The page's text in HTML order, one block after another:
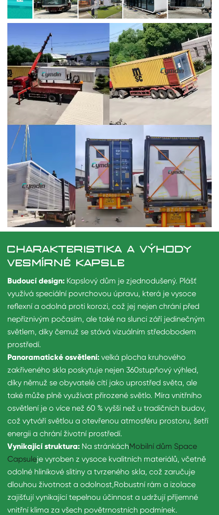
CHARAKTERISTIKA A VÝHODY
VESMÍRNÉ KAPSLE
Budoucí design: Kapslový dům je zjednodušený. Plášť
využívá speciální povrchovou úpravu, která je vysoce
reflexní a odolná proti korozi, což jej nejen chrání před
nepříznivým počasím, ale také na slunci září jedinečným
světlem, díky čemuž se stává vizuálním středobodem
prostředí.
Panoramatické osvětlení: velká plocha kruhového
zakřiveného skla poskytuje nejen 360stupňový výhled,
díky němuž se obyvatelé cítí jako uprostřed světa, ale
také může plně využívat přirozené světlo. Míra vnitřního
osvětlení je o více než 60 % vyšší než u tradičních budov,
což vytváří světlou a otevřenou atmosféru prostoru, šetří
energii a chrání životní prostředí.
Vynikající struktura: Na stránkáchMobilní dům Space
Capsuleje vyroben z vysoce kvalitních materiálů, včetně
odolné hliníkové slitiny a tvrzeného skla, což zaručuje
dlouhou životnost a odolnost,Robustní rám a izolace
zajišťují vynikající tepelnou účinnost a udržují příjemné
vnitřní klima za všech povětrnostních podmínek.